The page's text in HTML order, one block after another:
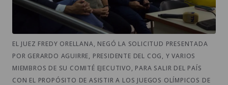
EL JUEZ FREDY ORELLANA, NEGÓ LA SOLICITUD PRESENTADA
POR GERARDO AGUIRRE, PRESIDENTE DEL COG, Y VARIOS
MIEMBROS DE SU COMITÉ EJECUTIVO, PARA SALIR DEL PAÍS
CON EL PROPÓSITO DE ASISTIR A LOS JUEGOS OLÍMPICOS DE